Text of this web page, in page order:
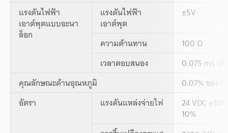
แรงดันไฟฟ้า
เอาต์พุตแบบอะนา
ล็อก
แรงดันไฟฟ้า
เอาต์พุต
±5V
ความต้านทาน
100 Ω
เวลาตอบสนอง
0.075 ms (ที่
คุณลักษณะด้านอุณหภูมิ
0.07% ของ
อัตรา
แรงดันแหล่งจ่ายไฟ 24 VDC
10%